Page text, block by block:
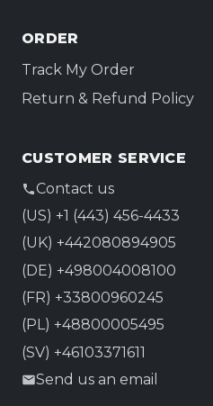
ORDER
Track My Order
Return & Refund Policy
CUSTOMER SERVICE
Contact us
(US) +1 (443) 456-4433
(UK) +442080894905
(DE) +498004008100
(FR) +33800960245
(PL) +48800005495
(SV) +46103371611
Send us an email